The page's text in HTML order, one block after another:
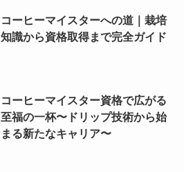
コーヒーマイスターへの道｜栽培
知識から資格取得まで完全ガイド
コーヒーマイスター資格で広がる
至福の一杯〜ドリップ技術から始
まる新たなキャリア〜